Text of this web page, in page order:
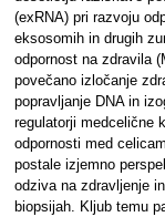
(exRNA) pri razvoju
eksosomih in drugih
odpornost na zdravila
povečano izločanje
popravljanje DNA in
regulatorji medcelične
odpornosti med
postale izjemno
odziva na zdravljenje
biopsijah. Kljub temu